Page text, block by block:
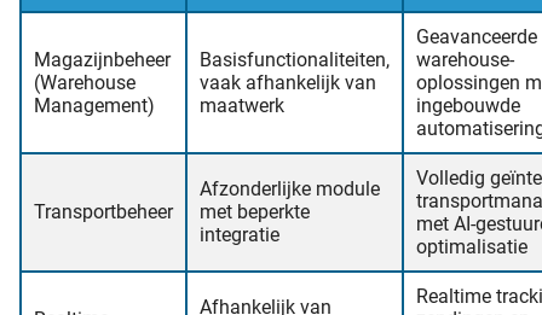
Magazijnbeheer
(Warehouse
Management)
Basisfunctionaliteiten,
vaak afhankelijk van
maatwerk
Geavanceerde
warehouse-
oplossingen
ingebouwde
Transportbeheer
Afzonderlijke module
met beperkte
integratie
Volledig
met AI-
optimalisatie
Afhankelijk van
Realtime